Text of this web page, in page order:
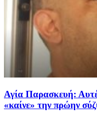
Αγία Παρασκευή:
«καίνε» την πρώην